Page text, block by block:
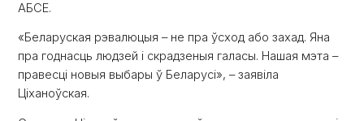
АБСЕ.
«Беларуская рэвалюцыя – не пра ўсход або захад. Яна
пра годнасць людзей і скрадзеныя галасы. Нашая мэта –
правесці новыя выбары ў Беларусі», – заявіла
Ціханоўская.